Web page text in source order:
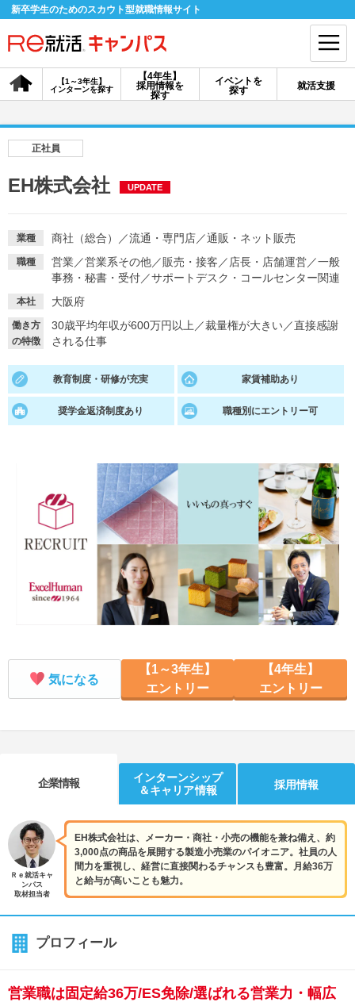
新卒学生のためのスカウト型就職情報サイト
【4年生】
採用情報を
探す
【1～3年生】
インターンを探す
イベントを
探す
就活支援
会員登録 ログイン
採用情報を探す
説明会を探す
インターンを探す
就活ノウハウ・サポート
就活支援
就活ノウハウが満載！
就活コラム
お役立ち記事・相談室など
あなたに合う仕事を診断！ 動画で対策講座をチェック
就活ニュースペーパー
就活時事ニュースを更新
よくある質問
不明点があればこちら
正社員
EH株式会社 UPDATE
業種 商社（総合） ／流通・専門店／通販・ネット販売
職種 営業／営業系その他／販売・接客 ／ 店長・店舗運営／一般
事務・秘書・受付／サポートデスク・コールセンター関連
本社 大阪府
働き方
の特徴
30歳平均年収が600万円以上 ／裁量権が大きい／直接感謝
される仕事
教育制度・研修が充実 家賃補助あり
奨学金返済制度あり 職種別にエントリー可
気になる
【1～3年生】
エントリー
【4年生】
エントリー
企業情報
インターンシップ
＆キャリア情報
採用情報
EH株式会社は、メーカー・商社・小売の機能を兼ね備え、約
3,000点の商品を展開する製造小売業のパイオニア。社員の人
間力を重視し、経営に直接関わるチャンスも豊富。月給36万
と給与が高いことも魅力。
Ｒｅ就活キャ
ンパス
取材担当者
プロフィール
営業職は固定給36万/ES免除/選ばれる営業力・幅広